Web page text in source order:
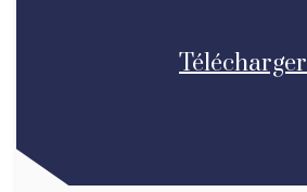
Télécharger